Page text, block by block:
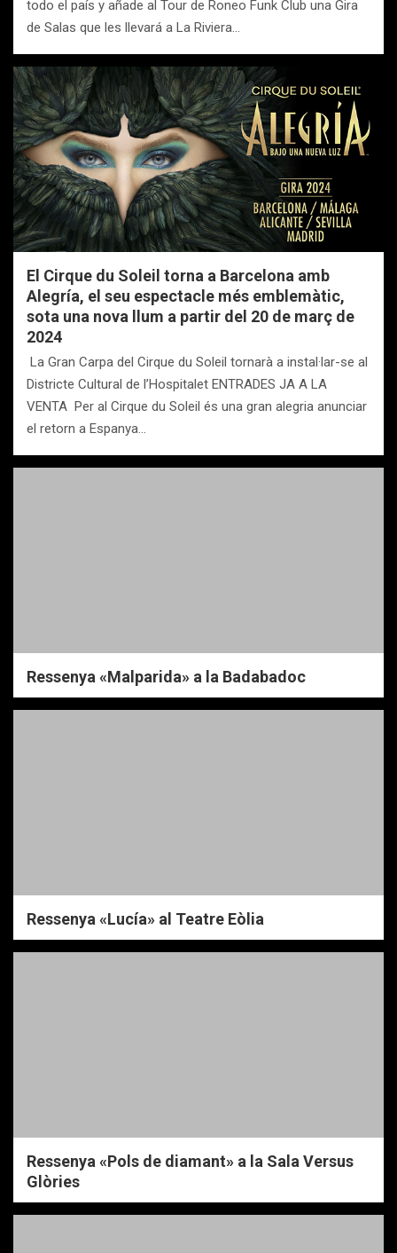
todo el país y añade al Tour de Roneo Funk Club una Gira
de Salas que les llevará a La Riviera…
El Cirque du Soleil torna a Barcelona amb
Alegría, el seu espectacle més emblemàtic,
sota una nova llum a partir del 20 de març de
2024
La Gran Carpa del Cirque du Soleil tornarà a instal·lar-se al
Districte Cultural de l’Hospitalet ENTRADES JA A LA
VENTA Per al Cirque du Soleil és una gran alegria anunciar
el retorn a Espanya…
Ressenya «Malparida» a la Badabadoc
Ressenya «Lucía» al Teatre Eòlia
Ressenya «Pols de diamant» a la Sala Versus
Glòries